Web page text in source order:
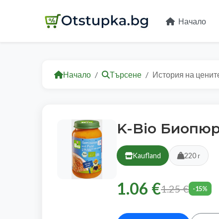
Начало
Начало Търсене История на
K-Bio
Kaufland 220 г
1.06 €1.25 € -15%